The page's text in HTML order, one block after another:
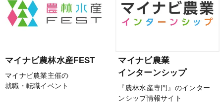
マイナビ農林水産FEST
マイナビ農業主催の
就職・転職イベント
マイナビ農業
インターンシップ
『農林水産専門』のインター
ンシップ情報サイト